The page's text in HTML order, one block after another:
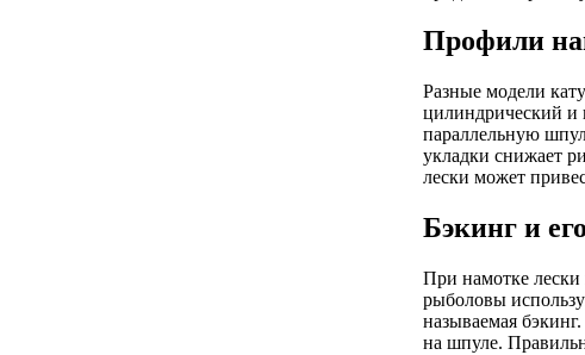
Профили
Разные модели
цилиндрический и
параллельную
укладки снижает
лески может
Бэкинг и
При намотке лески
рыболовы
называемая
на шпуле.